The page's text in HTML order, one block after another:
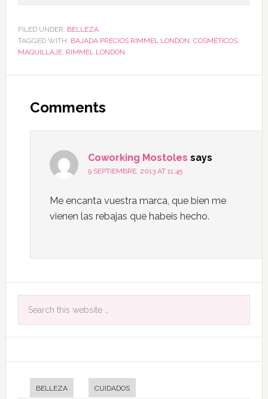
FILED UNDER: BELLEZA
TAGGED WITH: BAJADA PRECIOS RIMMEL LONDON, COSMÉTICOS,
MAQUILLAJE, RIMMEL LONDON
Comments
Coworking Mostoles says
9 SEPTIEMBRE, 2013 AT 11:45
Me encanta vuestra marca, que bien me
vienen las rebajas que habeis hecho.
BELLEZA CUIDADOS